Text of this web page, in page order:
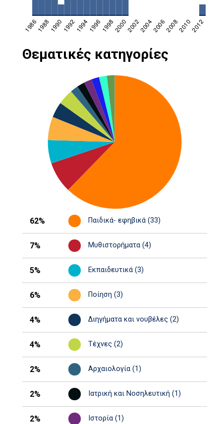
Θεματικές κατηγορίες
62% Παιδικά- εφηβικά (33)
7% Μυθιστορήματα (4)
5% Εκπαιδευτικά (3)
6% Ποίηση (3)
4% Διηγήματα και νουβέλες (2)
4% Τέχνες (2)
2% Αρχαιολογία (1)
2% Ιατρική και Νοσηλευτική (1)
2% Ιστορία (1)